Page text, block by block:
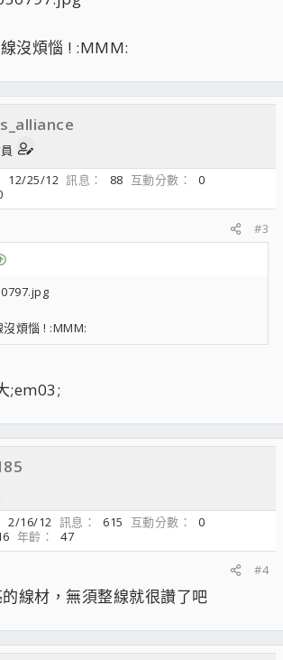
沒煩惱 ! :MMM:
12/25/12 訊息 88 互動分數
0
#3
煩惱 ! :MMM:
;em03;
2/16/12 訊息 615 互動分數
0
年齡
47
#4
線材，無須整線就很讚了吧